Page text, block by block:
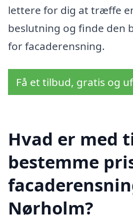
lettere for dig at træffe
beslutning og finde den
for facaderensning.
Få et tilbud, gratis og
Hvad er med
bestemme
Nørholm?